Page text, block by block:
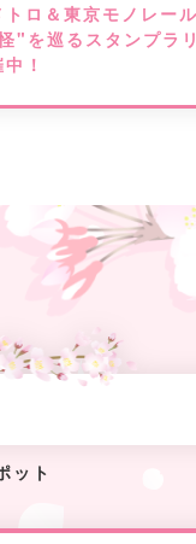
トロ＆東京モノレー
"を巡るスタンプラ
！
ット